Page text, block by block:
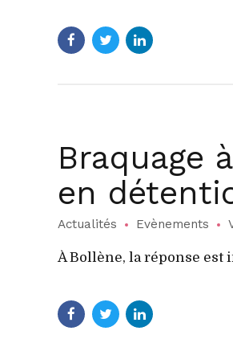
Braquage
en
Actualités Evènements
À Bollène, la réponse